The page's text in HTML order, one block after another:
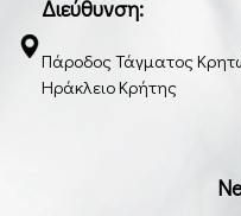
Διεύθυνση:
Πάροδος Τάγματος
Ηράκλειο Κρήτης